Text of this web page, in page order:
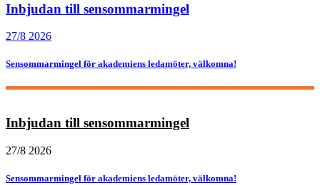
Inbjudan till sensommarmingel
27/8 2026
Sensommarmingel för akademiens ledamöter, välkomna!
Inbjudan till sensommarmingel
27/8 2026
Sensommarmingel för akademiens ledamöter, välkomna!